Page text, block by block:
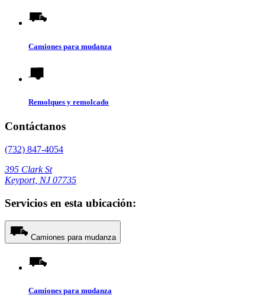
Camiones para mudanza
Remolques y remolcado
Contáctanos
(732) 847-4054
395 Clark St
Keyport, NJ 07735
Servicios en esta ubicación:
Camiones para mudanza
Camiones para mudanza